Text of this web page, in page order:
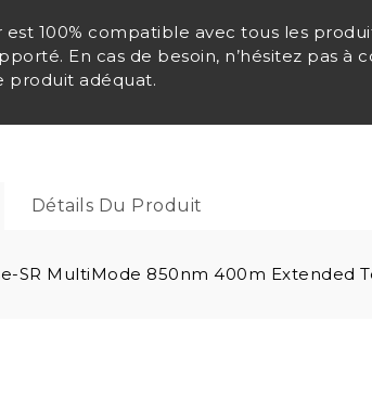
est 100% compatible avec tous les
En cas de besoin, n’hésitez pas
produit adéquat.
Détails Du Produit
SR MultiMode 850nm 400m Extended